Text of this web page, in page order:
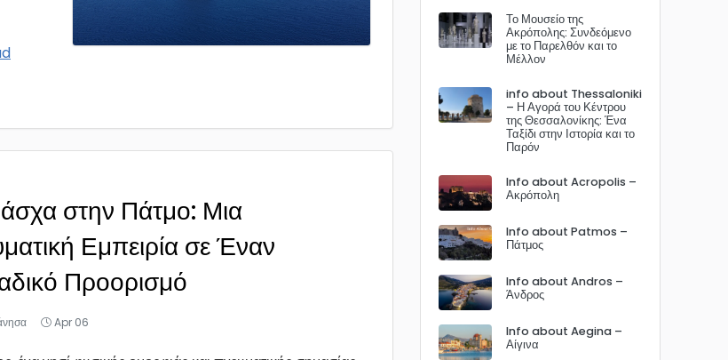
στην Πάτμο: Μια
Εμπειρία σε Έναν
Προορισμό
Apr 06
Το Μουσείο της
Ακρόπολης: Συνδεόμενο
με το Παρελθόν και το
Μέλλον
info about Thessaloniki
– Η Αγορά του Κέντρου
της Θεσσαλονίκης: Ένα
Ταξίδι στην Ιστορία και το
Παρόν
Info about Acropolis –
Ακρόπολη
Info about Patmos –
Πάτμος
Info about Andros –
Άνδρος
Info about Aegina –
Αίγινα